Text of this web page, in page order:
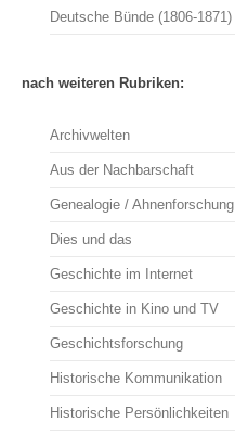
Deutsche Bünde (1806-1871)
nach weiteren Rubriken:
Archivwelten
Aus der Nachbarschaft
Genealogie / Ahnenforschung
Dies und das
Geschichte im Internet
Geschichte in Kino und TV
Geschichtsforschung
Historische Kommunikation
Historische Persönlichkeiten